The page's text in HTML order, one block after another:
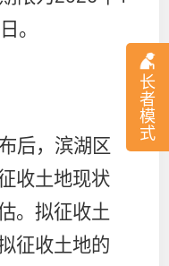
长
者
模
式
日。
后，滨湖区
收土地现状
。拟征收土
征收土地的